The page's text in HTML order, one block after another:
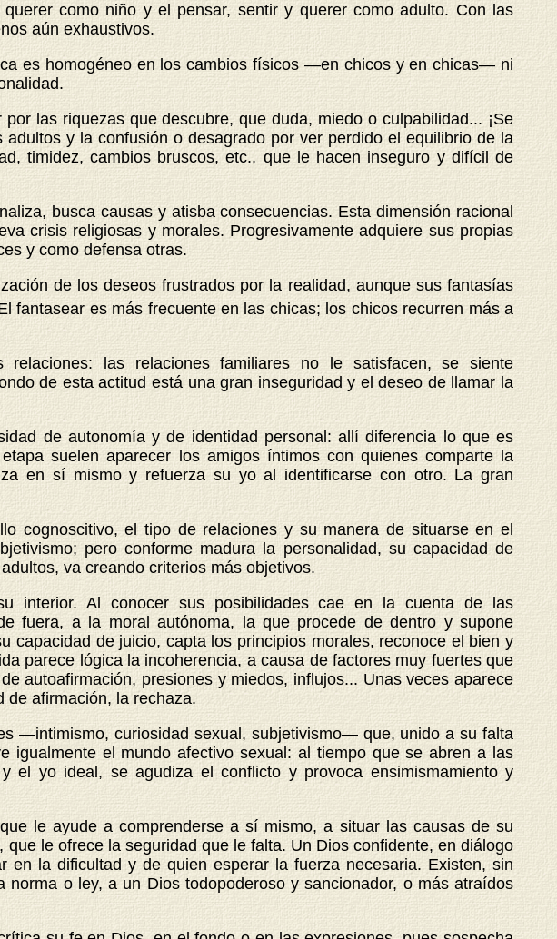
como niño y el pensar, sentir y querer como adulto. Con las
aún exhaustivos.
es homogéneo en los cambios físicos —en chicos y en chicas— ni
las riquezas que descubre, que duda, miedo o culpabilidad... ¡Se
y la confusión o desagrado por ver perdido el equilibrio de la
timidez, cambios bruscos, etc., que le hacen inseguro y difícil de
busca causas y atisba consecuencias. Esta dimensión racional
crisis religiosas y morales. Progresivamente adquiere sus propias
y como defensa otras.
de los deseos frustrados por la realidad, aunque sus fantasías
fantasear es más frecuente en las chicas; los chicos recurren más a
relaciones: las relaciones familiares no le satisfacen, se siente
de esta actitud está una gran inseguridad y el deseo de llamar la
de autonomía y de identidad personal: allí diferencia lo que es
suelen aparecer los amigos íntimos con quienes comparte la
en sí mismo y refuerza su yo al identificarse con otro. La gran
cognoscitivo, el tipo de relaciones y su manera de situarse en el
pero conforme madura la personalidad, su capacidad de
va creando criterios más objetivos.
interior. Al conocer sus posibilidades cae en la cuenta de las
fuera, a la moral autónoma, la que procede de dentro y supone
capacidad de juicio, capta los principios morales, reconoce el bien y
parece lógica la incoherencia, a causa de factores muy fuertes que
autoafirmación, presiones y miedos, influjos... Unas veces aparece
de afirmación, la rechaza.
—intimismo, curiosidad sexual, subjetivismo— que, unido a su falta
igualmente el mundo afectivo sexual: al tiempo que se abren a las
el yo ideal, se agudiza el conflicto y provoca ensimismamiento y
le ayude a comprenderse a sí mismo, a situar las causas de su
le ofrece la seguridad que le falta. Un Dios confidente, en diálogo
la dificultad y de quien esperar la fuerza necesaria. Existen, sin
o ley, a un Dios todopoderoso y sancionador, o más atraídos